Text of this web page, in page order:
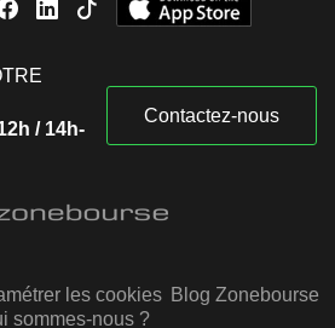
/ 14h-
Contactez-nous
les cookies Blog Zonebourse
sommes-nous ?